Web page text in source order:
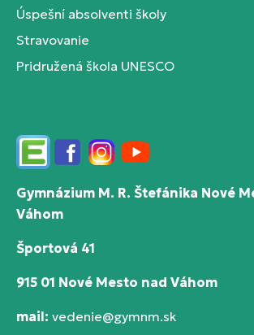
Úspešní absolventi školy
Stravovanie
Pridružená škola UNESCO
EdupageFacebookInstagram
YouTube
Gymnázium M. R. Štefánika Nové
Váhom
Športová 41
915 01 Nové Mesto nad Váhom
mail: vedenie@gymnm.sk